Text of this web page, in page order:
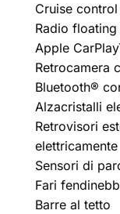
Cruise
Radio
Apple
Retrocamera
Bluetooth®
Alzacristalli
Retrovisori
elettricamente
Sensori di
Fari
Barre al tetto